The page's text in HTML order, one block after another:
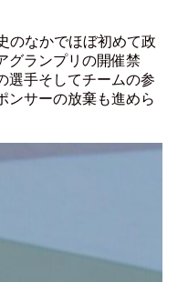
のなかでほぼ初めて政
グランプリの開催禁
選手そしてチームの参
ンサーの放棄も進めら